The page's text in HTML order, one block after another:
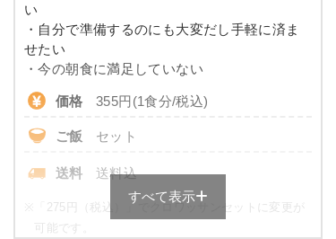
カリウム -
コレステロール
※カロリーは目安の数値であるため、メニューによっ
て異なる場合がございます。 ごはんセットでの栄養
価です。
健康ボリューム食のメニュー例
カレイの唐揚げ
い
・自分で準備するのにも大変だし手軽に済ま
せたい
・今の朝食に満足していない
価格 355円(1食分/税込)
ご飯 セット
送料 送料込
※
「275円（税込）」でクロワッサンセットに変更が
可能です。
すべて表示